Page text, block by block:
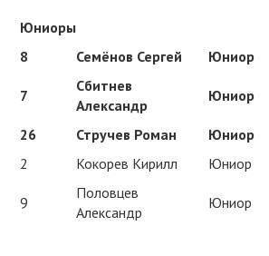
Юниоры
8
Семёнов Сергей Юниор
7
Сбитнев
Александр
Юниор
26 Стручев Роман Юниор
2
Кокорев Кирилл Юниор
9
Половцев
Александр
Юниор